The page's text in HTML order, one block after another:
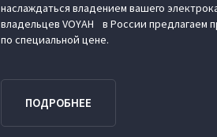
наслаждаться владением вашего
владельцев VOYAH в России предлагаем
по специальной цене.
ПОДРОБНЕЕ